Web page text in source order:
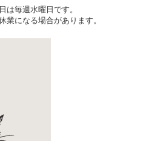
は毎週水曜日です。
業になる場合があります。